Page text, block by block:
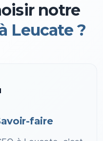
notre
Leucate ?
faire